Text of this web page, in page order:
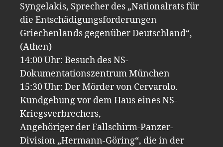
Syngelakis, Sprecher des „Nationalrats für
die Entschädigungsforderungen
Griechenlands gegenüber Deutschland“,
(Athen)
14:00 Uhr: Besuch des NS-
Dokumentationszentrum München
15:30 Uhr: Der Mörder von Cervarolo.
Kundgebung vor dem Haus eines NS-
Kriegsverbrechers,
Angehöriger der Fallschirm-Panzer-
Division „Hermann-Göring“, die in der